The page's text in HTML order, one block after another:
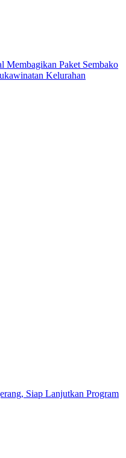
Membagikan Paket Sembako
Kelurahan
Siap Lanjutkan Program